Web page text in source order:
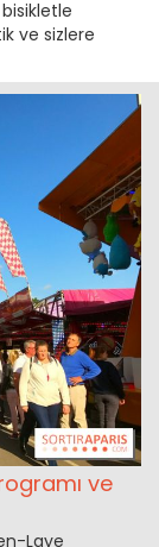
ve sizlere
ve
Laye